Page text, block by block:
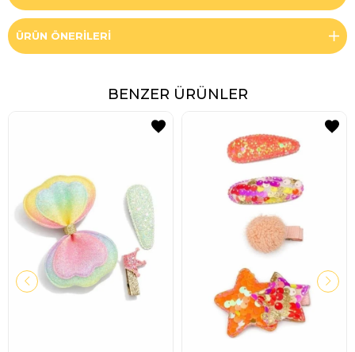
ÜRÜN ÖNERILERI
BENZER ÜRÜNLER